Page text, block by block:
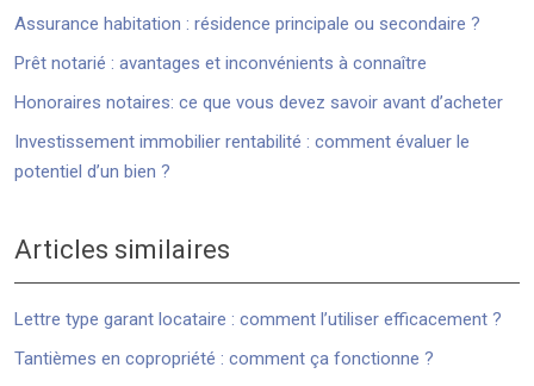
Assurance habitation : résidence principale ou secondaire ?
Prêt notarié : avantages et inconvénients à connaître
Honoraires notaires: ce que vous devez savoir avant d’acheter
Investissement immobilier rentabilité : comment évaluer le
potentiel d’un bien ?
Articles similaires
Lettre type garant locataire : comment l’utiliser efficacement ?
Tantièmes en copropriété : comment ça fonctionne ?